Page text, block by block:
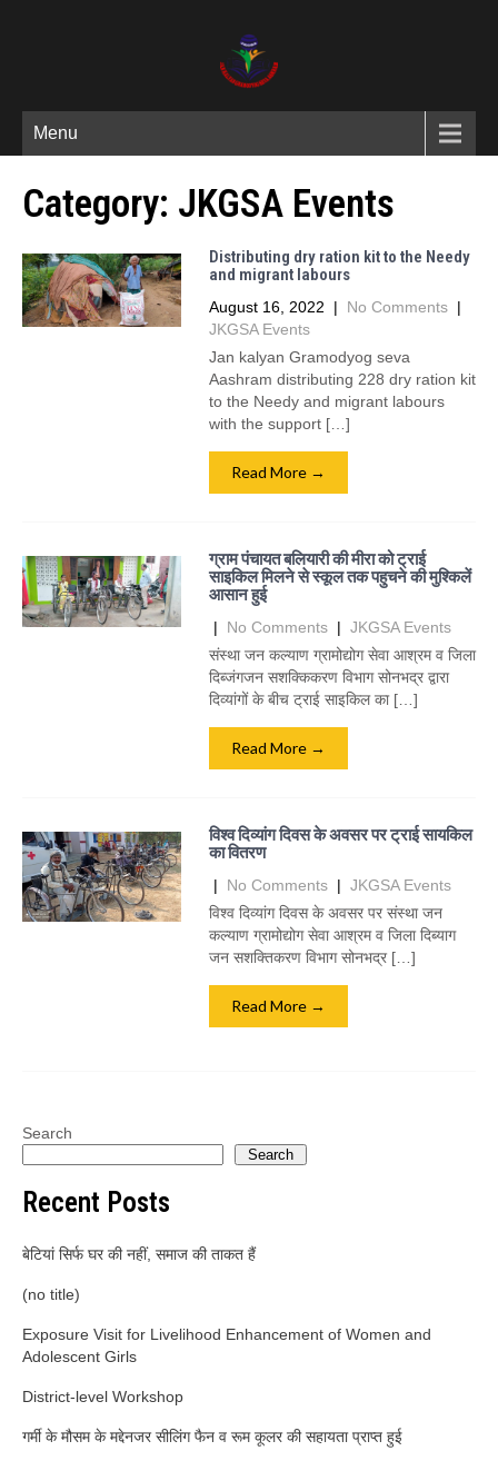
Menu
Category: JKGSA Events
Distributing dry ration kit to the Needy
and migrant labours
August 16, 2022 | No Comments |
JKGSA Events
Jan kalyan Gramodyog seva
Aashram distributing 228 dry ration kit
to the Needy and migrant labours
with the support […]
Read More →
ग्राम पंचायत बलियारी की मीरा को ट्राई
साइकिल मिलने से स्कूल तक पहुचने की मुश्किलें
आसान हुई
| No Comments | JKGSA Events
संस्था जन कल्याण ग्रामोद्योग सेवा आश्रम व जिला
दिब्जंगजन सशक्किकरण विभाग सोनभद्र द्वारा
दिव्यांगों के बीच ट्राई साइकिल का […]
Read More →
विश्व दिव्यांग दिवस के अवसर पर ट्राई सायकिल
का वितरण
| No Comments | JKGSA Events
विश्व दिव्यांग दिवस के अवसर पर संस्था जन
कल्याण ग्रामोद्योग सेवा आश्रम व जिला दिब्याग
जन सशक्तिकरण विभाग सोनभद्र […]
Read More →
Search
Search
Recent Posts
बेटियां सिर्फ घर की नहीं, समाज की ताकत हैं
(no title)
Exposure Visit for Livelihood Enhancement of Women and
Adolescent Girls
District-level Workshop
गर्मी के मौसम के मद्देनजर सीलिंग फैन व रूम कूलर की सहायता प्राप्त हुई